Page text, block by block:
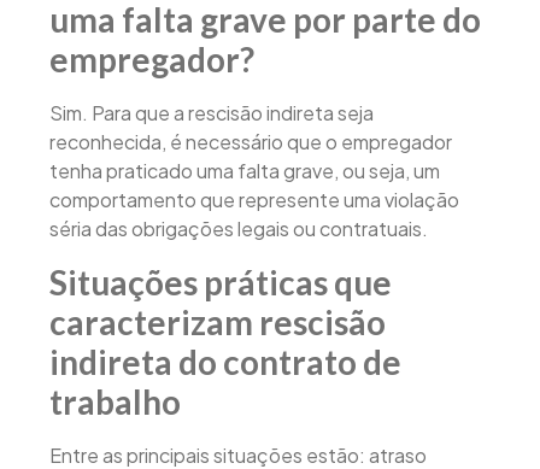
uma falta grave por parte do
empregador?
Sim. Para que a rescisão indireta seja
reconhecida, é necessário que o empregador
tenha praticado uma falta grave, ou seja, um
comportamento que represente uma violação
séria das obrigações legais ou contratuais.
Situações práticas que
caracterizam rescisão
indireta do contrato de
trabalho
Entre as principais situações estão: atraso